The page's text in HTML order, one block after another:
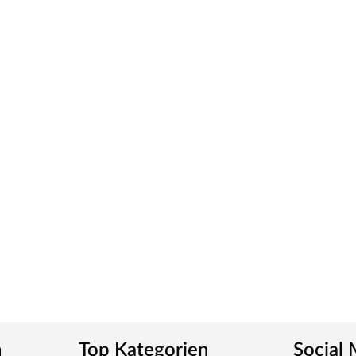
somit sehr robust und verleiht der Tür ein
Top Kategorien Social